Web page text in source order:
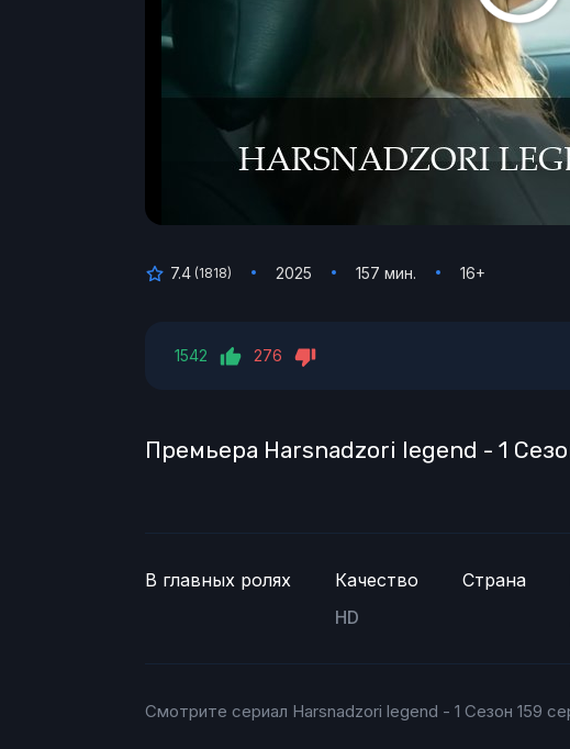
7.4 (1818) 2025 157 мин. 16+
1542 276
Премьера Harsnadzori legend - 1
В главных ролях
Качество
HD
Страна
Смотрите сериал Harsnadzori legend - 1 Сезон 159